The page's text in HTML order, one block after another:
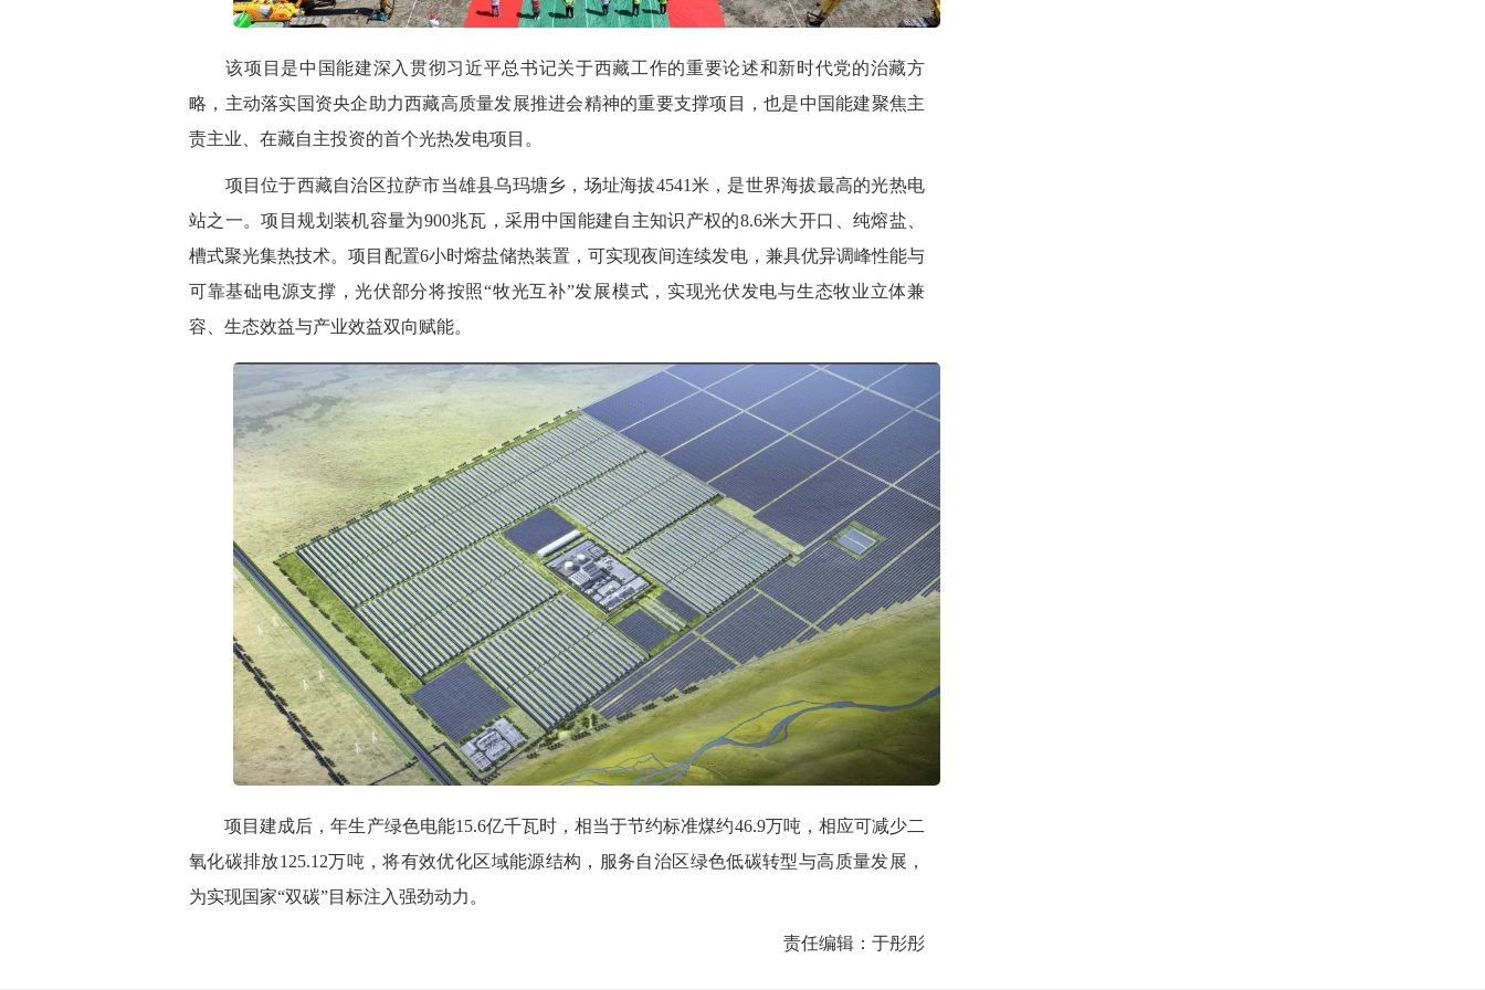
该项目是中国能建深入贯彻习近平总书记关于西藏工作的重要论述和新时代党的治藏方
略，主动落实国资央企助力西藏高质量发展推进会精神的重要支撑项目，也是中国能建聚焦主
责主业、在藏自主投资的首个光热发电项目。
项目位于西藏自治区拉萨市当雄县乌玛塘乡，场址海拔4541米，是世界海拔最高的光热电
站之一。项目规划装机容量为900兆瓦，采用中国能建自主知识产权的8.6米大开口、纯熔盐、
槽式聚光集热技术。项目配置6小时熔盐储热装置，可实现夜间连续发电，兼具优异调峰性能与
可靠基础电源支撑，光伏部分将按照“牧光互补”发展模式，实现光伏发电与生态牧业立体兼
容、生态效益与产业效益双向赋能。
项目建成后，年生产绿色电能15.6亿千瓦时，相当于节约标准煤约46.9万吨，相应可减少二
氧化碳排放125.12万吨，将有效优化区域能源结构，服务自治区绿色低碳转型与高质量发展，
为实现国家“双碳”目标注入强劲动力。
责任编辑：于彤彤